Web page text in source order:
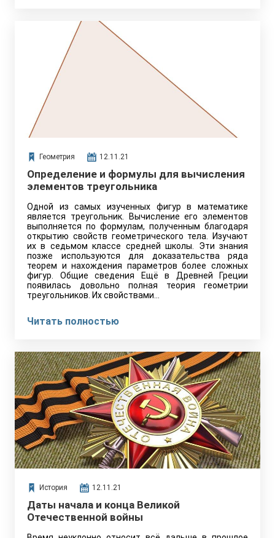
Геометрия 12.11.21
Определение и формулы для вычисления
элементов треугольника
Одной из самых изученных фигур в математике
является треугольник. Вычисление его элементов
выполняется по формулам, полученным благодаря
открытию свойств геометрического тела. Изучают
их в седьмом классе средней школы. Эти знания
позже используются для доказательства ряда
теорем и нахождения параметров более сложных
фигур. Общие сведения Ещё в Древней Греции
появилась довольно полная теория геометрии
треугольников. Их свойствами…
Читать полностью
История 12.11.21
Даты начала и конца Великой
Отечественной войны